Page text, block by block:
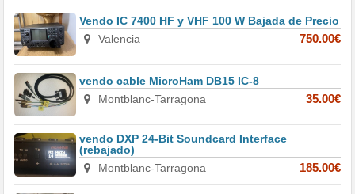
Vendo IC 7400 HF y VHF 100 W Bajada de Precio
Valencia
750.00€
vendo cable MicroHam DB15 IC-8
Montblanc-Tarragona
35.00€
vendo DXP 24-Bit Soundcard Interface
(rebajado)
Montblanc-Tarragona
185.00€